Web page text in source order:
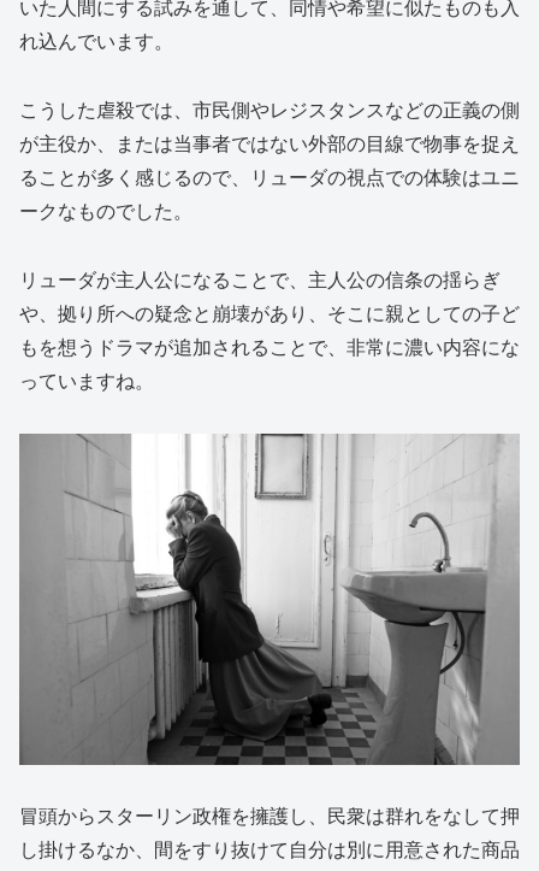
いた人間にする試みを通して、同情や希望に似たものも入
れ込んでいます。
こうした虐殺では、市民側やレジスタンスなどの正義の側
が主役か、または当事者ではない外部の目線で物事を捉え
ることが多く感じるので、リューダの視点での体験はユニ
ークなものでした。
リューダが主人公になることで、主人公の信条の揺らぎ
や、拠り所への疑念と崩壊があり、そこに親としての子ど
もを想うドラマが追加されることで、非常に濃い内容にな
っていますね。
冒頭からスターリン政権を擁護し、民衆は群れをなして押
し掛けるなか、間をすり抜けて自分は別に用意された商品